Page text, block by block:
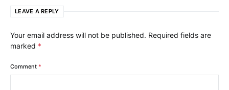
LEAVE A REPLY
Your email address will not be published. Required fields are
marked *
Comment *